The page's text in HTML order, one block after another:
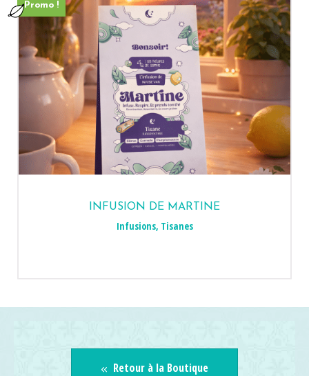
Promo !
INFUSION DE MARTINE
Infusions, Tisanes
Retour à la Boutique